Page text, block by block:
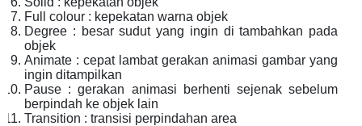
Full colour : kepekatan warna objek
Degree : besar sudut yang ingin di tambahkan pada
objek
Animate : cepat lambat gerakan animasi gambar yang
ingin ditampilkan
Pause : gerakan animasi berhenti sejenak sebelum
berpindah ke objek lain
Transition : transisi perpindahan area